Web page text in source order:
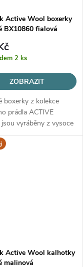
Active Wool boxerky
BX10860 fialová
2 ks
ZOBRAZIT
boxerky z kolekce
prádla ACTIVE
vyráběny z vysoce
MERINO, určené
roční období.
Active Wool kalhotky
malinová